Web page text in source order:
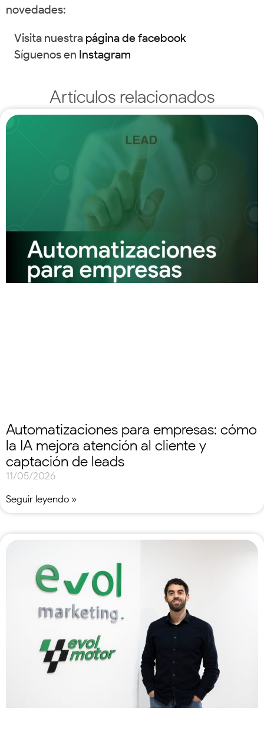
novedades:
Visita nuestra página de facebook
Síguenos en Instagram
Artículos relacionados
Automatizaciones para empresas: cómo
la IA mejora atención al cliente y
captación de leads
11/05/2026
Seguir leyendo »